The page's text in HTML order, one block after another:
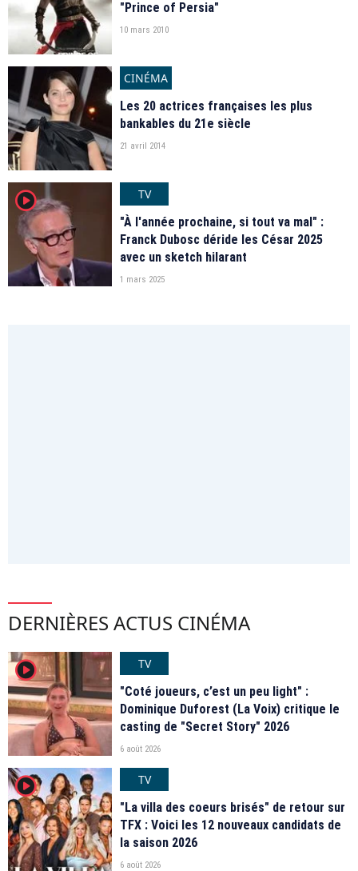
"Prince of Persia"
10 mars 2010
CINÉMA
Les 20 actrices françaises les plus
bankables du 21e siècle
21 avril 2014
player2
TV
"À l'année prochaine, si tout va mal" :
Franck Dubosc déride les César 2025
avec un sketch hilarant
1 mars 2025
DERNIÈRES ACTUS CINÉMA
player2
TV
"Coté joueurs, c’est un peu light" :
Dominique Duforest (La Voix) critique le
casting de "Secret Story" 2026
6 août 2026
player2
TV
"La villa des coeurs brisés" de retour sur
TFX : Voici les 12 nouveaux candidats de
la saison 2026
6 août 2026